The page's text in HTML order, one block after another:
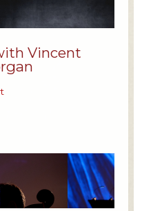
Vincent